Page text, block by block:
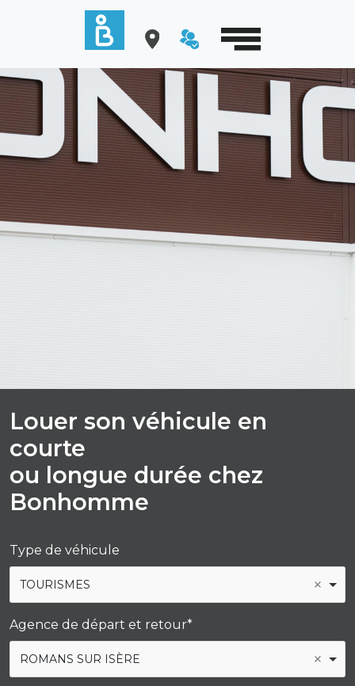
Louer son véhicule en
courte
ou longue durée chez
Bonhomme
Type de véhicule
TOURISMES
Agence de départ et retour*
ROMANS SUR ISÈRE
Cookies management panel